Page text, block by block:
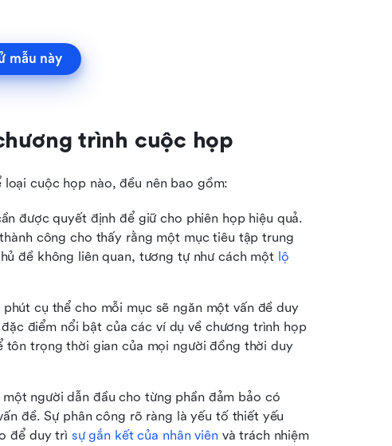
mẫu này
trình cuộc họp
cuộc họp nào, đều nên bao gồm:
được quyết định để giữ cho phiên họp hiệu quả.
công cho thấy rằng một mục tiêu tập trung
đề không liên quan, tương tự như cách một lộ
cụ thể cho mỗi mục sẽ ngăn một vấn đề duy
điểm nổi bật của các ví dụ về chương trình họp
tôn trọng thời gian của mọi người đồng thời duy
người dẫn đầu cho từng phần đảm bảo có
đề. Sự phân công rõ ràng là yếu tố thiết yếu
để duy trì sự gắn kết của nhân viên và trách nhiệm